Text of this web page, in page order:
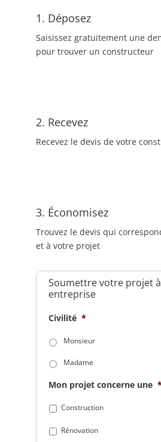
1. Déposez
Saisissez gratuitement une
pour trouver un constructeur
2. Recevez
Recevez le devis de votre
3. Économisez
Trouvez le devis qui
et à votre projet
Soumettre votre projet
entreprise
Civilité *
Monsieur
Madame
Mon projet concerne une
Construction
Rénovation